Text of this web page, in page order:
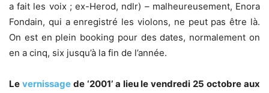
a fait les voix ; ex-Herod, ndlr) – malheureusement, Enora
Fondain, qui a enregistré les violons, ne peut pas être là.
On est en plein booking pour des dates, normalement on
en a cinq, six jusqu’à la fin de l’année.
Le vernissagede ‘2001’ a lieu le vendredi 25 octobre aux